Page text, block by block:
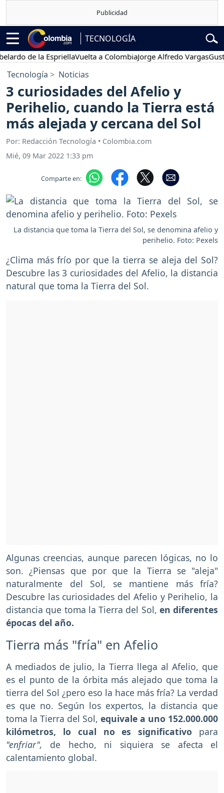
TECNOLOGÍA
de la EspriellaVuelta a ColombiaJorge Alfredo VargasGustavo
Tecnología Noticias
3 curiosidades del Afelio y
Perihelio, cuando la Tierra está
más alejada y cercana del Sol
Por: Redacción Tecnología • Colombia.com
Mié, 09 Mar 2022 1:33 pm
Comparte en:
La distancia que toma la Tierra del Sol, se denomina afelio y
perihelio. Foto: Pexels
¿Clima más frío por que la tierra se aleja del Sol?
Descubre las 3 curiosidades del Afelio, la distancia
natural que toma la Tierra del Sol.
Algunas creencias, aunque parecen lógicas, no lo
son. ¿Piensas que por que la Tierra se "aleja"
naturalmente del Sol, se mantiene más fría?
Descubre las curiosidades del Afelio y Perihelio, la
distancia que toma la Tierra del Sol, en diferentes
épocas del año.
Tierra más "fría" en Afelio
A mediados de julio, la Tierra llega al Afelio, que
es el punto de la órbita más alejado que toma la
tierra del Sol ¿pero eso la hace más fría? La verdad
es que no. Según los expertos, la distancia que
toma la Tierra del Sol, equivale a uno 152.000.000
kilómetros, lo cual no es significativo para
"enfriar", de hecho, ni siquiera se afecta el
calentamiento global.